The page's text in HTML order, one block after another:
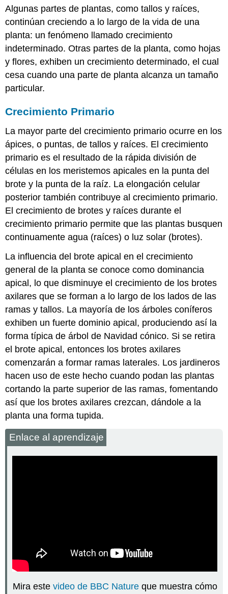
Algunas partes de plantas, como tallos y raíces,
continúan creciendo a lo largo de la vida de una
planta: un fenómeno llamado crecimiento
indeterminado. Otras partes de la planta, como hojas
y flores, exhiben un crecimiento determinado, el cual
cesa cuando una parte de planta alcanza un tamaño
particular.
Crecimiento Primario
La mayor parte del crecimiento primario ocurre en los
ápices, o puntas, de tallos y raíces. El crecimiento
primario es el resultado de la rápida división de
células en los meristemos apicales en la punta del
brote y la punta de la raíz. La elongación celular
posterior también contribuye al crecimiento primario.
El crecimiento de brotes y raíces durante el
crecimiento primario permite que las plantas busquen
continuamente agua (raíces) o luz solar (brotes).
La influencia del brote apical en el crecimiento
general de la planta se conoce como dominancia
apical, lo que disminuye el crecimiento de los brotes
axilares que se forman a lo largo de los lados de las
ramas y tallos. La mayoría de los árboles coníferos
exhiben un fuerte dominio apical, produciendo así la
forma típica de árbol de Navidad cónico. Si se retira
el brote apical, entonces los brotes axilares
comenzarán a formar ramas laterales. Los jardineros
hacen uso de este hecho cuando podan las plantas
cortando la parte superior de las ramas, fomentando
así que los brotes axilares crezcan, dándole a la
planta una forma tupida.
Enlace al aprendizaje
Mira este video de BBC Nature que muestra cómo